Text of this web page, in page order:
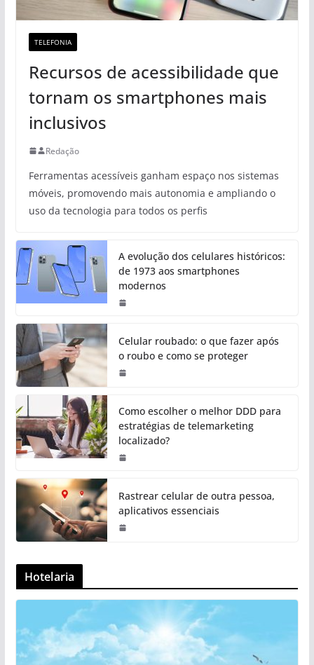
TELEFONIA
Recursos de acessibilidade que
tornam os smartphones mais
inclusivos
Redação
Ferramentas acessíveis ganham espaço nos sistemas
móveis, promovendo mais autonomia e ampliando o
uso da tecnologia para todos os perfis
A evolução dos celulares históricos:
de 1973 aos smartphones
modernos
Celular roubado: o que fazer após
o roubo e como se proteger
Como escolher o melhor DDD para
estratégias de telemarketing
localizado?
Rastrear celular de outra pessoa,
aplicativos essenciais
Hotelaria